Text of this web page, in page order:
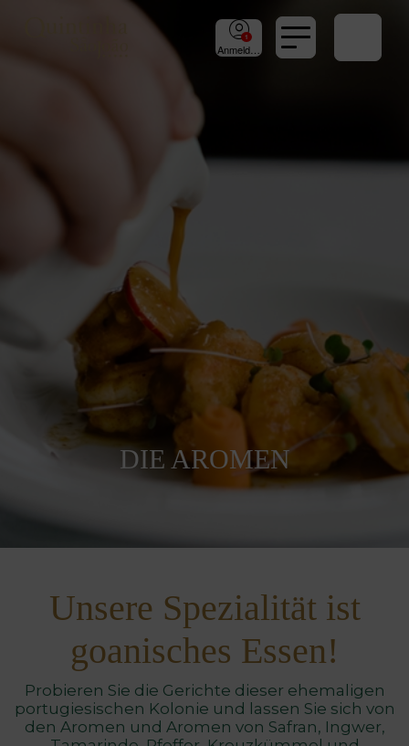
Anmeldung
DIE AROMEN
Unsere Spezialität ist
goanisches Essen!
Probieren Sie die Gerichte dieser ehemaligen
portugiesischen Kolonie und lassen Sie sich von
den Aromen und Aromen von Safran, Ingwer,